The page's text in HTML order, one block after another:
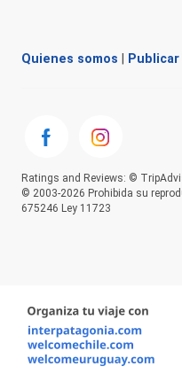
Quienes somos
Ratings and Reviews: ©
© 2003-2026 Prohibida su
675246 Ley 11723